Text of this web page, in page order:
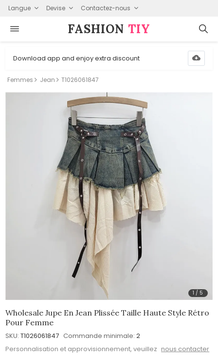
Langue Devise Contactez-nous
FASHION⁠ TIY
Download app and enjoy extra discount
Femmes Jean T1026061847
1 / 5
Wholesale Jupe En Jean Plissée Taille Haute Style Rétro
Pour Femme
SKU: T1026061847 Commande minimale: 2
Personnalisation et approvisionnement, veuillez nous contacter